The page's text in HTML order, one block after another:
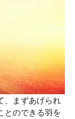
、まずあげられ
とのできる羽を